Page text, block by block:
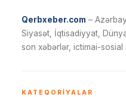
Qerbxeber.com –
Siyasət, İqtisadiyyat,
son xəbərlər, ictimai-sosial
KATEQORIYALAR